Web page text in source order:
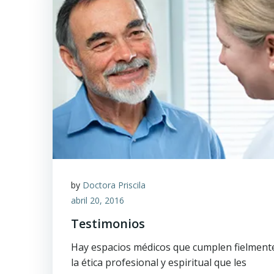
by Doctora Priscila
abril 20, 2016
Testimonios
Hay espacios médicos que cumplen
la ética profesional y espiritual que les